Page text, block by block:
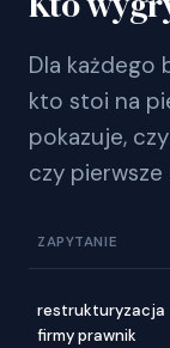
Dla każdego
kto stoi na
pokazuje,
czy
ZAPYTANIE
restrukturyzacja
firmy prawnik